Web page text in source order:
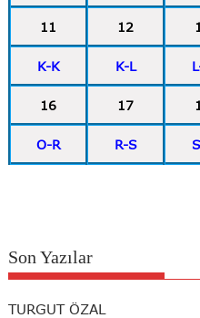
11 12
K-K K-L
16 17
O-R R-S
Son Yazılar
TURGUT ÖZAL